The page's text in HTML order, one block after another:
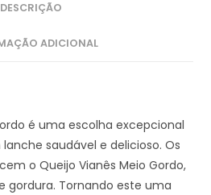
DESCRIÇÃO
ADICIONAL
é uma escolha excepcional
saudável e delicioso. Os
o Queijo Vianês Meio Gordo,
gordura. Tornando este uma